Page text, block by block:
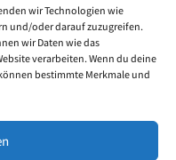
wir Technologien wie
und/oder darauf zuzugreifen.
wir Daten wie das
verarbeiten. Wenn du deine
bestimmte Merkmale und